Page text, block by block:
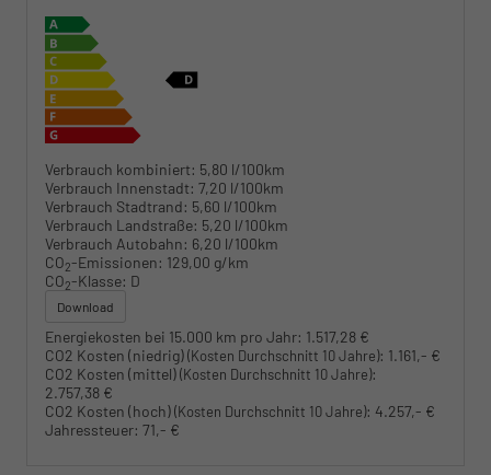
Verbrauch kombiniert: 5,80 l/100km
Verbrauch Innenstadt: 7,20 l/100km
Verbrauch Stadtrand: 5,60 l/100km
Verbrauch Landstraße: 5,20 l/100km
Verbrauch Autobahn: 6,20 l/100km
CO2-Emissionen: 129,00 g/km
CO2-Klasse: D
Download
Energiekosten bei 15.000 km pro Jahr: 1.517,28 €
CO2 Kosten (niedrig)(Kosten Durchschnitt 10 Jahre): 1.161,- €
CO2 Kosten (mittel)(Kosten Durchschnitt 10 Jahre):
2.757,38 €
CO2 Kosten (hoch)(Kosten Durchschnitt 10 Jahre): 4.257,- €
Jahressteuer: 71,- €